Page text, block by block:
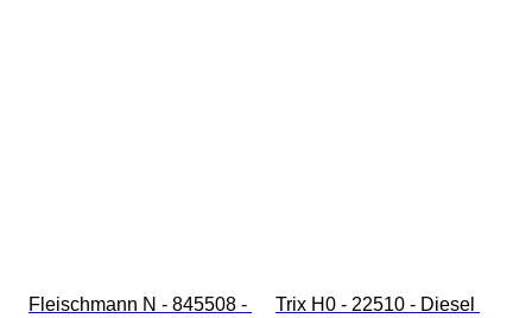
Fleischmann N - 845508 -
Trix H0 - 22510 - Diesel